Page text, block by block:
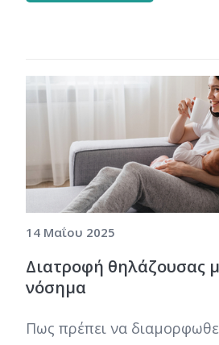
14 Μαΐου 2025
Διατροφή θηλάζουσας
νόσημα
Πως πρέπει να